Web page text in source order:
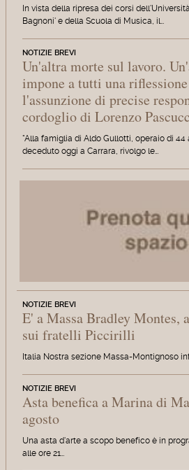
In vista della ripresa dei corsi
Bagnoni' e della Scuola di Musica, il…
NOTIZIE BREVI
Un'altra morte sul lavoro.
impone a tutti una
l'assunzione di precise
cordoglio di Lorenzo
"Alla famiglia di Aldo Gullotti, operaio di 44
deceduto oggi a Carrara, rivolgo le…
NOTIZIE BREVI
E' a Massa Bradley Montes,
sui fratelli Piccirilli
Italia Nostra sezione Massa-Montignoso
NOTIZIE BREVI
Asta benefica a Marina di
agosto
Una asta d'arte a scopo benefico è in
alle ore 21…